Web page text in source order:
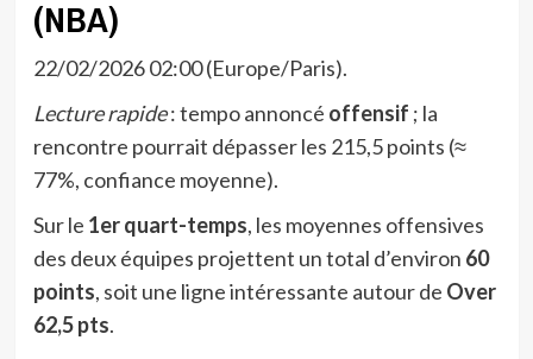
(NBA)
22/02/2026 02:00 (Europe/Paris).
Lecture rapide: tempo annoncé offensif ; la
rencontre pourrait dépasser les 215,5 points (≈
77%, confiance moyenne).
Sur le 1er quart-temps, les moyennes offensives
des deux équipes projettent un total d’environ 60
points, soit une ligne intéressante autour de Over
62,5 pts.